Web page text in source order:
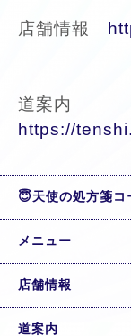
店舗情報
道案内
https://
😇天使の処方箋コ
メニュー
店舗情報
道案内